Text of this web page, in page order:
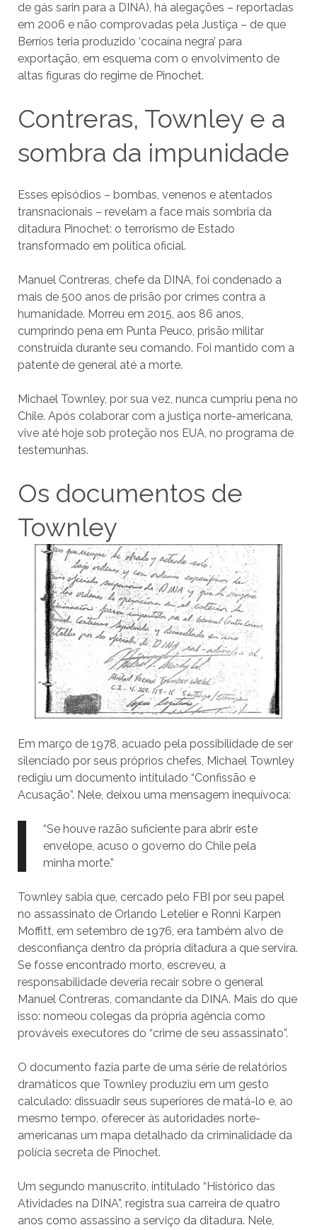
de gás sarin para a DINA), há alegações – reportadas
em 2006 e não comprovadas pela Justiça – de que
Berríos teria produzido ‘cocaína negra’ para
exportação, em esquema com o envolvimento de
altas figuras do regime de Pinochet.
Contreras, Townley e a
sombra da impunidade
Esses episódios – bombas, venenos e atentados
transnacionais – revelam a face mais sombria da
ditadura Pinochet: o terrorismo de Estado
transformado em política oficial.
Manuel Contreras, chefe da DINA, foi condenado a
mais de 500 anos de prisão por crimes contra a
humanidade. Morreu em 2015, aos 86 anos,
cumprindo pena em Punta Peuco, prisão militar
construída durante seu comando. Foi mantido com a
patente de general até a morte.
Michael Townley, por sua vez, nunca cumpriu pena no
Chile. Após colaborar com a justiça norte-americana,
vive até hoje sob proteção nos EUA, no programa de
testemunhas.
Os documentos de
Townley
Em março de 1978, acuado pela possibilidade de ser
silenciado por seus próprios chefes, Michael Townley
redigiu um documento intitulado “Confissão e
Acusação”. Nele, deixou uma mensagem inequívoca:
“Se houve razão suficiente para abrir este
envelope, acuso o governo do Chile pela
minha morte.”
Townley sabia que, cercado pelo FBI por seu papel
no assassinato de Orlando Letelier e Ronni Karpen
Moffitt, em setembro de 1976, era também alvo de
desconfiança dentro da própria ditadura a que servira.
Se fosse encontrado morto, escreveu, a
responsabilidade deveria recair sobre o general
Manuel Contreras, comandante da DINA. Mais do que
isso: nomeou colegas da própria agência como
prováveis executores do “crime de seu assassinato”.
O documento fazia parte de uma série de relatórios
dramáticos que Townley produziu em um gesto
calculado: dissuadir seus superiores de matá-lo e, ao
mesmo tempo, oferecer às autoridades norte-
americanas um mapa detalhado da criminalidade da
polícia secreta de Pinochet.
Um segundo manuscrito, intitulado “Histórico das
Atividades na DINA”, registra sua carreira de quatro
anos como assassino a serviço da ditadura. Nele,